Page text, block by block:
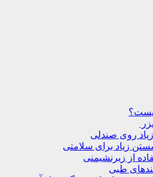
روی صندلی
زیاد برای سلامتی
از زیرنشیمنی
طبی